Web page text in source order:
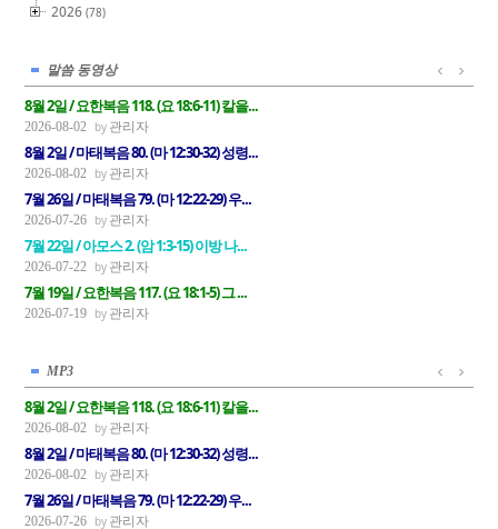
2026(78)
말씀 동영상
8월 2일 / 요한복음 118. (요 18:6-11) 칼을...
2026-08-02 관리자
8월 2일 / 마태복음 80. (마 12:30-32) 성령...
2026-08-02 관리자
7월 26일 / 마태복음 79. (마 12:22-29) 우...
2026-07-26 관리자
7월 22일 / 아모스 2. (암 1:3-15) 이방 나...
2026-07-22 관리자
7월 19일 / 요한복음 117. (요 18:1-5) 그 ...
2026-07-19 관리자
MP3
8월 2일 / 요한복음 118. (요 18:6-11) 칼을...
2026-08-02 관리자
8월 2일 / 마태복음 80. (마 12:30-32) 성령...
2026-08-02 관리자
7월 26일 / 마태복음 79. (마 12:22-29) 우...
2026-07-26 관리자